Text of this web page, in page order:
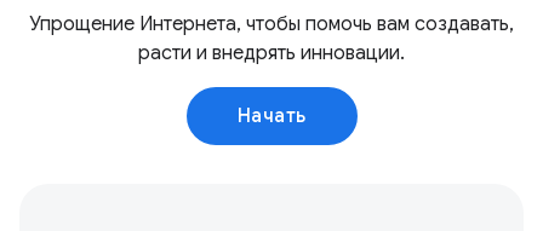
Упрощение Интернета, чтобы помочь вам создавать,
расти и внедрять инновации.
Начать